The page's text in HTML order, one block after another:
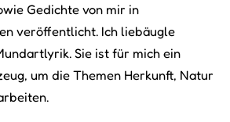
Gedichte von mir in
veröffentlicht. Ich liebäugle
Sie ist für mich ein
um die Themen Herkunft, Natur